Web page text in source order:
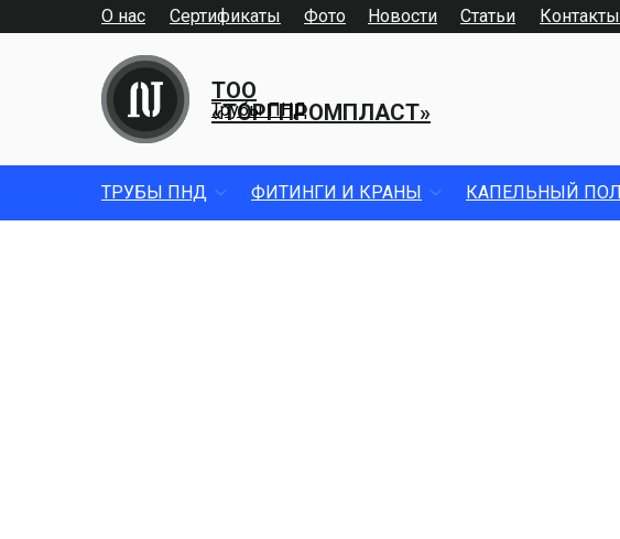
О нас Контакты
Фото
Сертификаты Новости Статьи
ТОО
«ТОРГПРОМПЛАСТ»
Трубы ПНД
ТРУБЫ ПНД ФИТИНГИ И КРАНЫ КАПЕЛЬНЫЙ